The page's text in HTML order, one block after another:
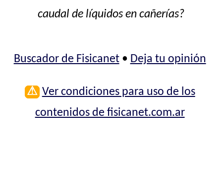
caudal de líquidos en cañerías?
Buscador de Fisicanet• Deja tu opinión
⚠ Ver condiciones para uso de los
contenidos de fisicanet.com.ar